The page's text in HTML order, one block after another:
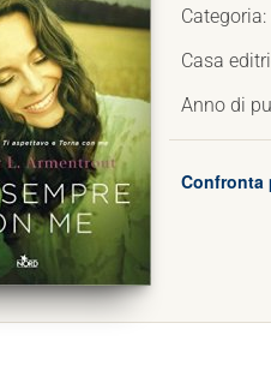
Categoria:
Casa
Anno di
Confronta